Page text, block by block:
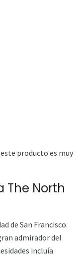
este producto es muy
The North
de San Francisco.
admirador del
incluía